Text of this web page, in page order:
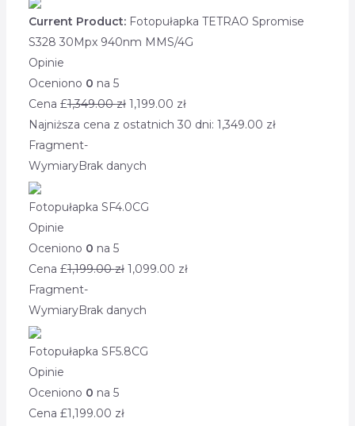
Current Product: Fotopułapka TETRAO Spromise
S328 30Mpx 940nm MMS/4G
Opinie
Oceniono 0 na 5
Cena £1,349.00zł 1,199.00 zł
Najniższa cena z ostatnich 30 dni: 1,349.00 zł
Fragment-
WymiaryBrak danych
Fotopułapka SF4.0CG
Opinie
Oceniono 0 na 5
Cena £1,199.00zł 1,099.00 zł
Fragment-
WymiaryBrak danych
Fotopułapka SF5.8CG
Opinie
Oceniono 0 na 5
Cena £1,199.00 zł